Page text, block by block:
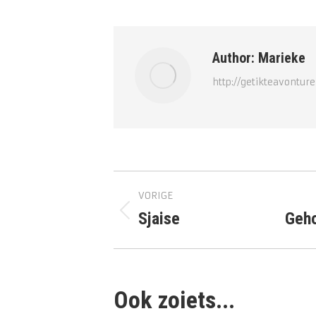
Author: Marieke
http://
Bericht
navigatie
VORIGE
Vorig
Sjaise
Ook zoiets...